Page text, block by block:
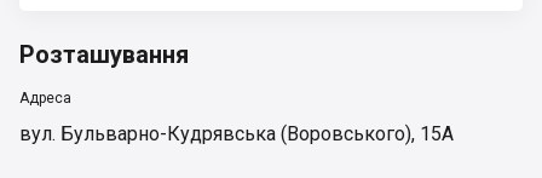
Розташування
Адреса
вул. Бульварно-Кудрявська (Воровського), 15А